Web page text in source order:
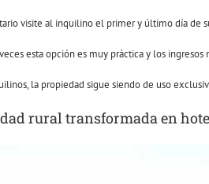
visite al inquilino el primer y último día de
esta opción es muy práctica y los
la propiedad sigue siendo de uso
rural transformada en